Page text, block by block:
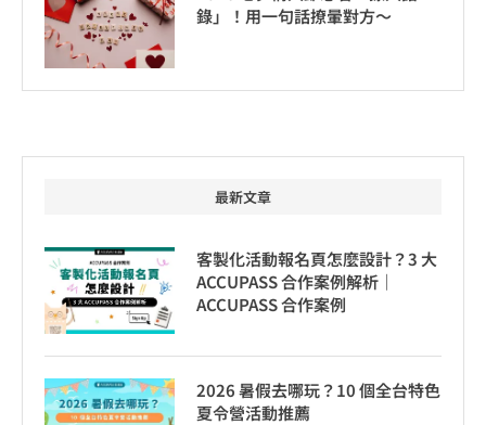
錄」！用一句話撩暈對方～
最新文章
客製化活動報名頁怎麼設計？3 大
ACCUPASS 合作案例解析｜
ACCUPASS 合作案例
2026 暑假去哪玩？10 個全台特色
夏令營活動推薦